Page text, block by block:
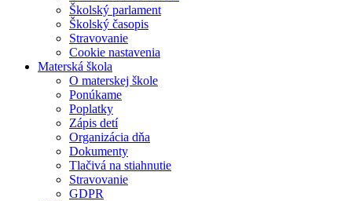
Školský parlament
Školský časopis
Stravovanie
Cookie nastavenia
Materská škola
O materskej škole
Ponúkame
Poplatky
Zápis detí
Organizácia dňa
Dokumenty
Tlačivá na stiahnutie
Stravovanie
GDPR